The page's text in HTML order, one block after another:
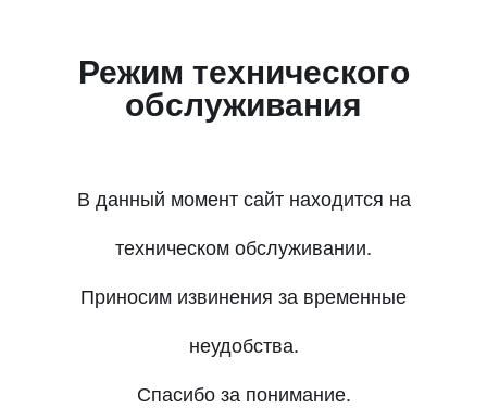
Режим технического
обслуживания
В данный момент сайт находится на
техническом обслуживании.
Приносим извинения за временные
неудобства.
Спасибо за понимание.